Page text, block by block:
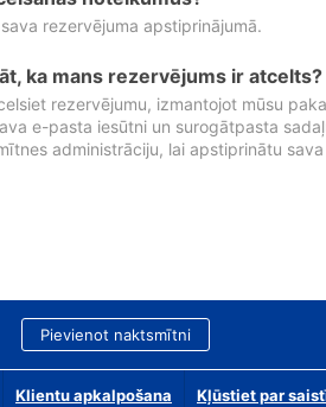
rezervējuma apstiprinājumā.
ka mans rezervējums ir atcelts?
rezervējumu, izmantojot mūsu
e-pasta iesūtni un surogātpasta
administrāciju, lai apstiprinātu
Pievienot naktsmītni
Klientu apkalpošana Kļūstiet par